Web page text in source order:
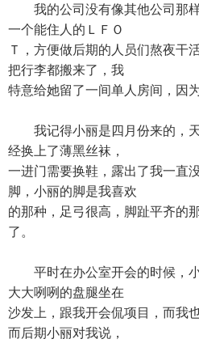
我的公司没有像其他公司那样
一个能住人的ＬＦＯ
Ｔ，方便做后期的人员们熬夜干
把行李都搬来了，我
特意给她留了一间单人房间，因
我记得小丽是四月份来的，天
经换上了薄黑丝袜，
一进门需要换鞋，露出了我一直
脚，小丽的脚是我喜欢
的那种，足弓很高，脚趾平齐的
了。
平时在办公室开会的时候，小
大大咧咧的盘腿坐在
沙发上，跟我开会侃项目，而我
而后期小丽对我说，